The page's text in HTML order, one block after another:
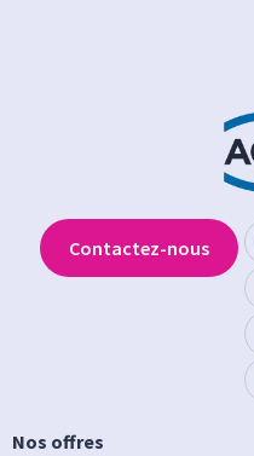
Nos offres
Contactez-nous